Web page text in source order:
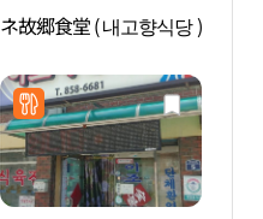
ネ故郷食堂 ( 내고향식당 )